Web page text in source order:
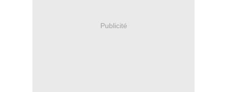
Publicité